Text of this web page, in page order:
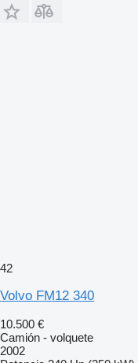
42
Volvo FM12 340
10.500 €
Camión - volquete
2002